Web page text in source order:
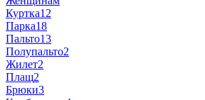
Куртка12
Парка18
Пальто13
Полупальто2
Жилет2
Плащ2
Брюки3